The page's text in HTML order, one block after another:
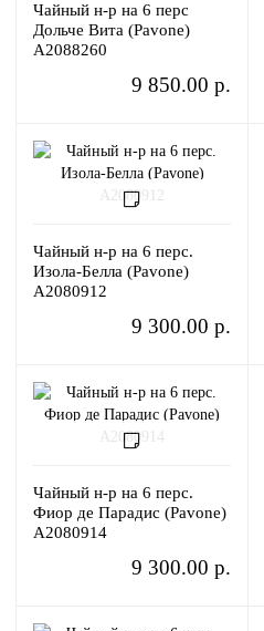
Чайный н-р на 6 перс
Дольче Вита (Pavone)
A2088260
9 850.00 р.
Чайный н-р на 6 перс.
Изола-Белла (Pavone)
A2080912
9 300.00 р.
Чайный н-р на 6 перс.
Фиор де Парадис (Pavone)
A2080914
9 300.00 р.